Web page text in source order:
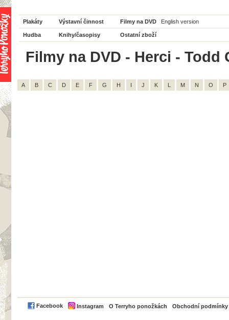
Plakáty Výstavní činnost Filmy na DVD English version
Hudba Knihy/časopisy Ostatní zboží
Filmy na DVD - Herci - Todd
A B C D E F G H I J K L M N O P
Facebook Instagram O Terryho ponožkách Obchodní podmínky
PayPal